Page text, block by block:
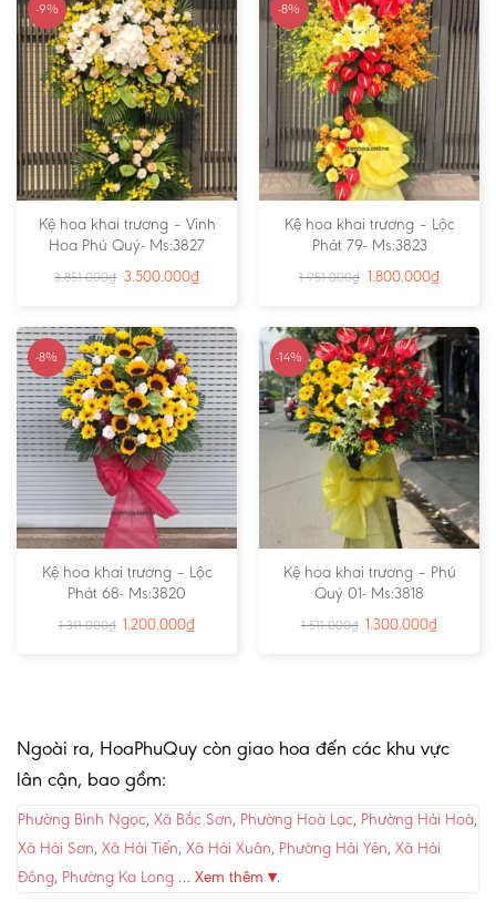
-9%
Kệ hoa khai trương – Vinh
Hoa Phú Quý- Ms:3827
3.851.000₫ 3.500.000₫
-8%
Kệ hoa khai trương – Lộc
Phát 79- Ms:3823
1.951.000₫ 1.800.000₫
-8%
Kệ hoa khai trương – Lộc
Phát 68- Ms:3820
1.311.000₫ 1.200.000₫
-14%
Kệ hoa khai trương – Phú
Quý 01- Ms:3818
1.511.000₫ 1.300.000₫
Ngoài ra, HoaPhuQuy còn giao hoa đến các khu vực
lân cận, bao gồm:
Phường Bình Ngọc, Xã Bắc Sơn, Phường Hoà Lạc, Phường Hải Hoà,
Xã Hải Sơn, Xã Hải Tiến, Xã Hải Xuân, Phường Hải Yên, Xã Hải
Đông, Phường Ka Long … Xem thêm ▾.